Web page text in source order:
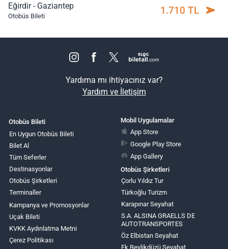
Eğirdir - Gaziantep
Otobüs Bileti 1.710 TL
Yardıma mı ihtiyacınız var?
Yardım ve İletişim
Otobüs Bileti
En Uygun Otobüs Bileti
Bilet Al
Tüm Seferler
Destinasyonlar
Otobüs Şirketleri
Terminaller
Kampanya ve Promosyonlar
Uçak Bileti
KVKK Aydınlatma Metni
Çerez Politikası
Mobil Uygulamalar
App Store
Google Play Store
App Gallery
Otobüs Şirketleri
Çorlu Yıldız Tur
Türkoğlu Turizm
Karapınar Seyahat
S.A. ALSINA GRAELLS DE
AUTOTRANSPORTES
Öz Elbistan Seyahat
Fk Beylikdüzü Seyahat